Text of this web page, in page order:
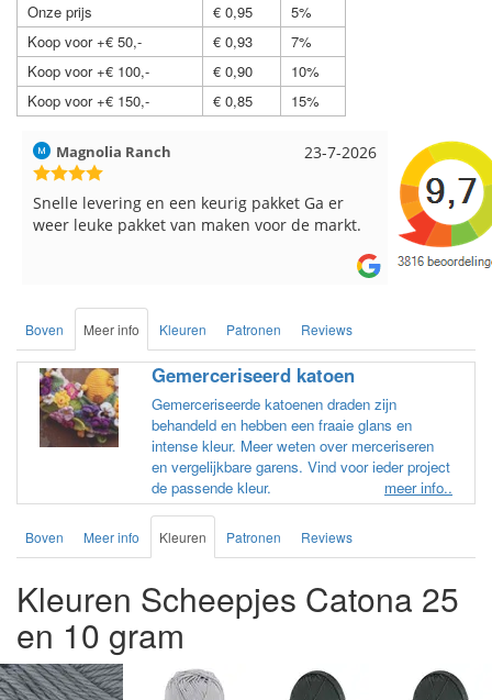
Onze prijs
€ 0,95
5%
Koop voor +€ 50,-
€ 0,93
7%
Koop voor +€ 100,-
€ 0,90
10%
Koop voor +€ 150,-
€ 0,85 15%
17-7-2026
Hilde uit Loyers
Reeds meerdere keren breigaren en
breinaalden besteld, altijd heel tevreden over
Loes uit
Snelle
Boven Meer info Kleuren Patronen Reviews
Gemerceriseerd katoen
Gemerceriseerde katoenen draden zijn
behandeld en hebben een fraaie glans en
intense kleur. Meer weten over merceriseren
en vergelijkbare garens. Vind voor ieder project
de passende kleur.
meer info..
Boven Meer info Kleuren Patronen Reviews
Kleuren Scheepjes Catona 25
en 10 gram